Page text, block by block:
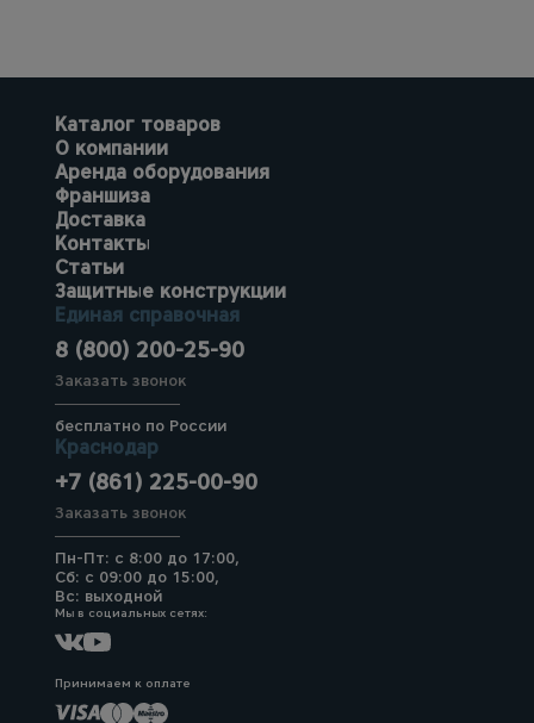
Каталог товаров
О компании
Аренда оборудования
Франшиза
Доставка
Контакты
Статьи
Защитные конструкции
Единая справочная
8 (800) 200-25-90
Заказать звонок
бесплатно по России
Краснодар
+7 (861) 225-00-90
Заказать звонок
Пн-Пт: с 8:00 до 17:00,
Сб: с 09:00 до 15:00,
Вс: выходной
Мы в социальных сетях:
Принимаем к оплате